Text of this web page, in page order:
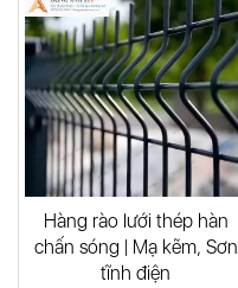
Hàng rào lưới thép hàn
chấn sóng | Mạ kẽm, Sơn
tĩnh điện